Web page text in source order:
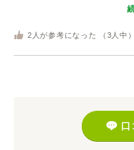
2 人が参考になった （ 3 人中）
口